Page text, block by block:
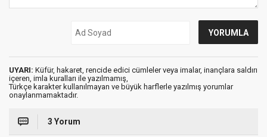
UYARI: Küfür, hakaret, rencide edici cümleler veya imalar, inançlara saldırı
içeren, imla kuralları ile yazılmamış,
Türkçe karakter kullanılmayan ve büyük harflerle yazılmış yorumlar
onaylanmamaktadır.
3 Yorum